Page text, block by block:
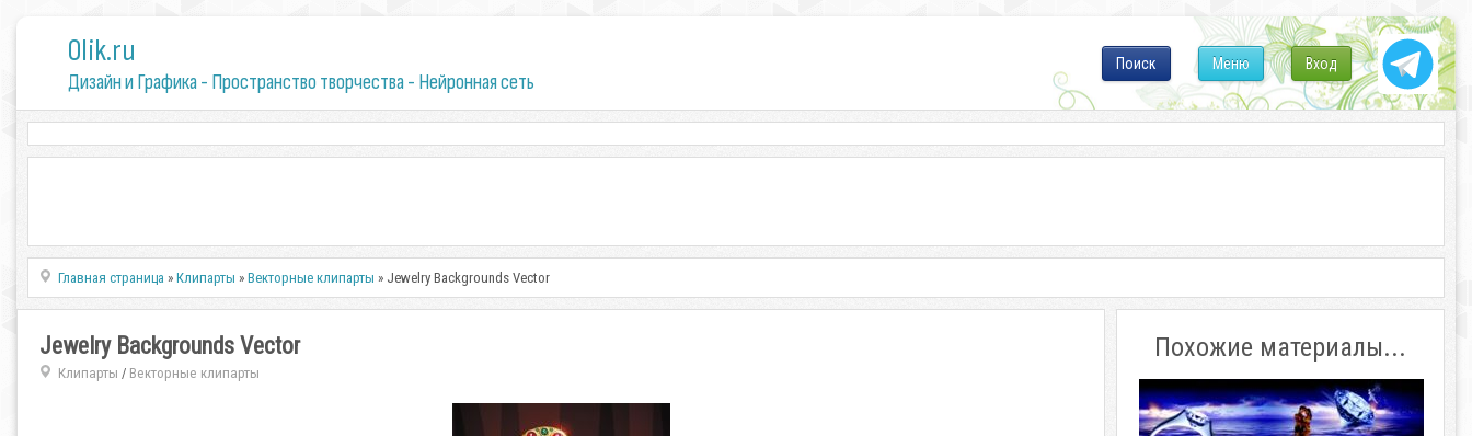
0lik.ru
Дизайн и Графика - Пространство творчества - Нейронная сеть
Вход
Меню
Поиск
Главная страница »Клипарты »Векторные клипарты » Jewelry Backgrounds Vector
Jewelry Backgrounds Vector
Клипарты / Векторные клипарты
Похожие материалы...